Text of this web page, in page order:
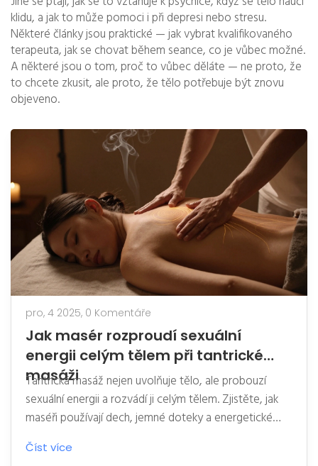
klidu, a jak to může pomoci i při depresi nebo stresu.
Některé články jsou praktické — jak vybrat kvalifikovaného
terapeuta, jak se chovat během seance, co je vůbec možné.
A některé jsou o tom, proč to vůbec děláte — ne proto, že
to chcete zkusit, ale proto, že tělo potřebuje být znovu
objeveno.
pro, 4 2025, 0 Komentáře
Jak masér rozproudí sexuální
energii celým tělem při tantrické
masáži
Tantrická masáž nejen uvolňuje tělo, ale probouzí
sexuální energii a rozvádí ji celým tělem. Zjistěte, jak
maséři používají dech, jemné doteky a energetické
techniky k dosažení celotělního orgasmu a hlubokého
uvolnění.
Číst více